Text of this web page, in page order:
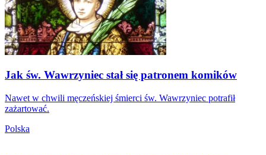
Jak św. Wawrzyniec stał się patronem komików
Nawet w chwili męczeńskiej śmierci św. Wawrzyniec potrafił
zażartować.
Polska